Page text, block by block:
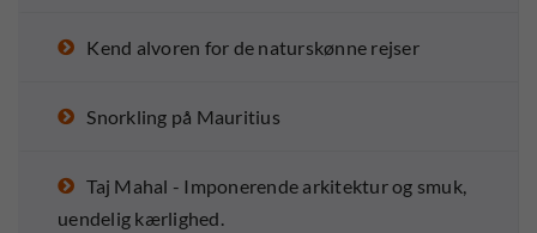
Kend alvoren for de naturskønne rejser
Snorkling på Mauritius
Taj Mahal - Imponerende arkitektur og smuk,
uendelig kærlighed.